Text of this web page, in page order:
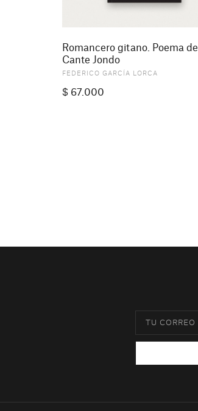
Romancero gitano. Poema del
Cante Jondo
FEDERICO GARCÍA LORCA
$ 67.000